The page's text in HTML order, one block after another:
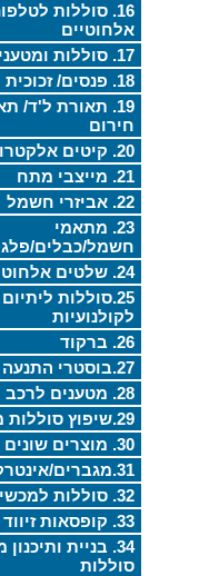
16. סוללות
אלחוטיים
17. סוללות ומטענים כללי
18. פנסים/ זכוכית מגדלת
19. תאורת ל'ד/
חירום
20. קיטים אלקטרוניים
21. מייצבי מתח
22. אביזרי חשמל
23. מתאמי
חשמל/כבלים/
24. שלטים אלחוטיים
25.סוללות ליתיום
לקולנועיות
26. ברקוד
27.בוסטרי התנעה לרכב
28. מטענים לרכב חשמלי
29.שיפוץ סוללות מיוחדות
30. מוצרים שונים
31.מגברים/אינטרקום
32. סוללות למכשירי קשר
33. קופסאות זיווד
34. בניית ותיכנון
סוללות